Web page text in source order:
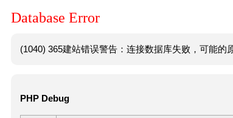
Database Error
(1040) 365建站错误警告：连接数据库失败，可能的
PHP Debug